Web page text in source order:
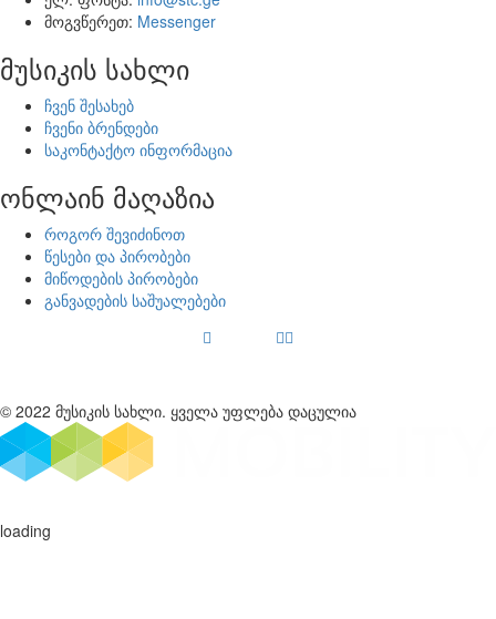
მოგვწერეთ: Messenger
მუსიკის სახლი
ჩვენ შესახებ
ჩვენი ბრენდები
საკონტაქტო ინფორმაცია
ონლაინ მაღაზია
როგორ შევიძინოთ
წესები და პირობები
მიწოდების პირობები
განვადების საშუალებები
© 2022 მუსიკის სახლი. ყველა უფლება დაცულია
loading